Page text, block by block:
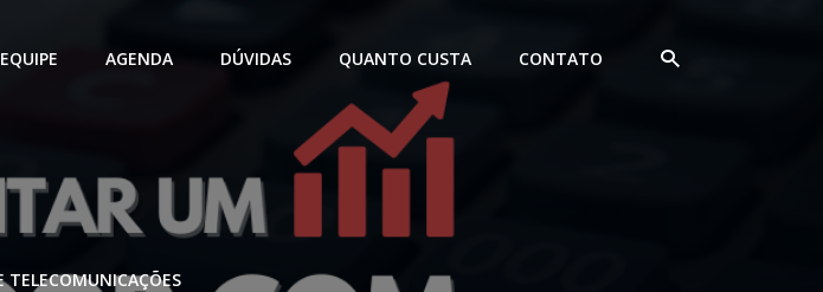
EQUIPE AGENDA DÚVIDAS QUANTO CUSTA CONTATO
TELECOMUNICAÇÕES